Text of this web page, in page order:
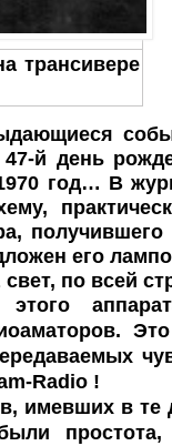
трансивере
й день
год… В
его
по всей
-Radio !
имевших в те
простота,